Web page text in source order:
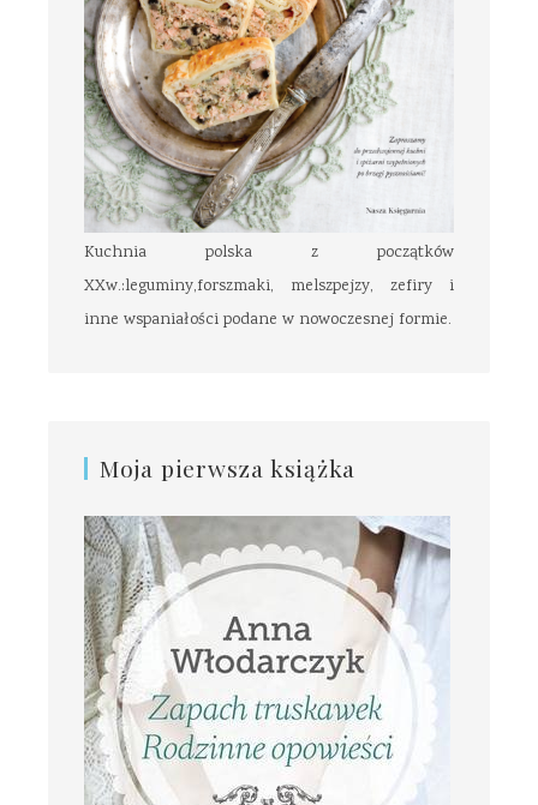
Kuchnia polska z początków
XXw.:leguminy,forszmaki, melszpejzy, zefiry i
inne wspaniałości podane w nowoczesnej formie.
Moja pierwsza książka